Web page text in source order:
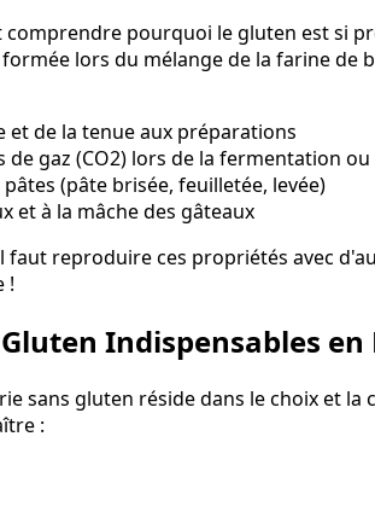
comprendre pourquoi le gluten est si
lors du mélange de la farine de
et de la tenue aux préparations
de gaz (CO2) lors de la fermentation ou
(pâte brisée, feuilletée, levée)
et à la mâche des gâteaux
faut reproduire ces propriétés avec
!
Indispensables
sans gluten réside dans le choix et la
: